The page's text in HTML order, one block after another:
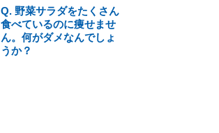
Q. 野菜サラダをたくさん
食べているのに痩せませ
ん。何がダメなんでしょ
うか？